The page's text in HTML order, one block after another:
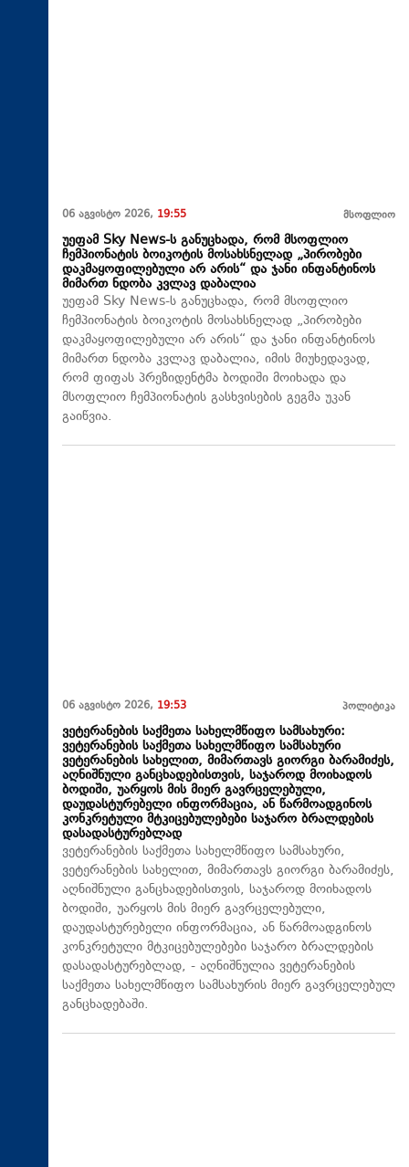
06 აგვისტო 2026, 19:55 მსოფლიო
უეფამ Sky News-ს განუცხადა, რომ მსოფლიო
ჩემპიონატის ბოიკოტის მოსახსნელად „პირობები
დაკმაყოფილებული არ არის“ და ჯანი ინფანტინოს
მიმართ ნდობა კვლავ დაბალია
უეფამ Sky News-ს განუცხადა, რომ მსოფლიო
ჩემპიონატის ბოიკოტის მოსახსნელად „პირობები
დაკმაყოფილებული არ არის“ და ჯანი ინფანტინოს
მიმართ ნდობა კვლავ დაბალია, იმის მიუხედავად,
რომ ფიფას პრეზიდენტმა ბოდიში მოიხადა და
მსოფლიო ჩემპიონატის გასხვისების გეგმა უკან
გაიწვია.
06 აგვისტო 2026, 19:53 პოლიტიკა
ვეტერანების საქმეთა სახელმწიფო სამსახური:
ვეტერანების საქმეთა სახელმწიფო სამსახური
ვეტერანების სახელით, მიმართავს გიორგი ბარამიძეს,
აღნიშნული განცხადებისთვის, საჯაროდ მოიხადოს
ბოდიში, უარყოს მის მიერ გავრცელებული,
დაუდასტურებელი ინფორმაცია, ან წარმოადგინოს
კონკრეტული მტკიცებულებები საჯარო ბრალდების
დასადასტურებლად
ვეტერანების საქმეთა სახელმწიფო სამსახური,
ვეტერანების სახელით, მიმართავს გიორგი ბარამიძეს,
აღნიშნული განცხადებისთვის, საჯაროდ მოიხადოს
ბოდიში, უარყოს მის მიერ გავრცელებული,
დაუდასტურებელი ინფორმაცია, ან წარმოადგინოს
კონკრეტული მტკიცებულებები საჯარო ბრალდების
დასადასტურებლად, - აღნიშნულია ვეტერანების
საქმეთა სახელმწიფო სამსახურის მიერ გავრცელებულ
განცხადებაში.